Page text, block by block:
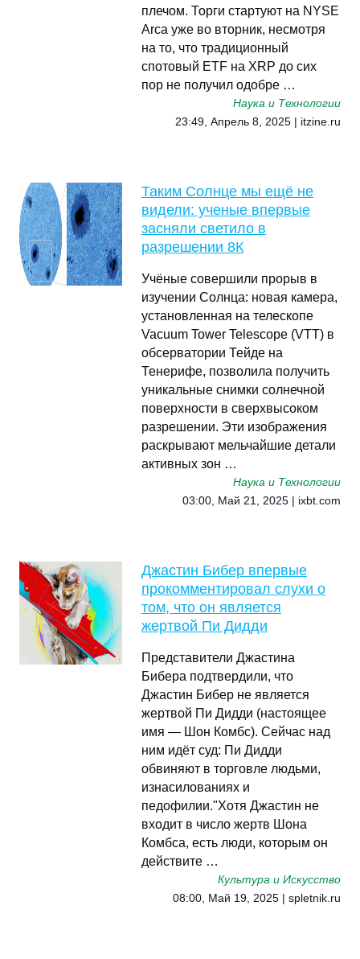
плечом. Торги стартуют на NYSE
Arca уже во вторник, несмотря
на то, что традиционный
спотовый ETF на XRP до сих
пор не получил одобре …
Наука и Технологии
23:49, Апрель 8, 2025 | itzine.ru
Таким Солнце мы ещё не
видели: ученые впервые
засняли светило в
разрешении 8К
Учёные совершили прорыв в
изучении Солнца: новая камера,
установленная на телескопе
Vacuum Tower Telescope (VTT) в
обсерватории Тейде на
Тенерифе, позволила получить
уникальные снимки солнечной
поверхности в сверхвысоком
разрешении. Эти изображения
раскрывают мельчайшие детали
активных зон …
Наука и Технологии
03:00, Май 21, 2025 | ixbt.com
Джастин Бибер впервые
прокомментировал слухи о
том, что он является
жертвой Пи Дидди
Представители Джастина
Бибера подтвердили, что
Джастин Бибер не является
жертвой Пи Дидди (настоящее
имя — Шон Комбс). Сейчас над
ним идёт суд: Пи Дидди
обвиняют в торговле людьми,
изнасилованиях и
педофилии."Хотя Джастин не
входит в число жертв Шона
Комбса, есть люди, которым он
действите …
Культура и Искусство
08:00, Май 19, 2025 | spletnik.ru